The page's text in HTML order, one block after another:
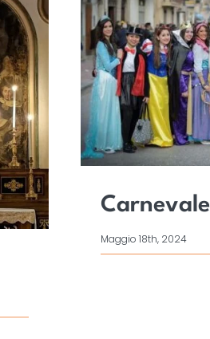
Carnevale
Maggio 18th, 2024